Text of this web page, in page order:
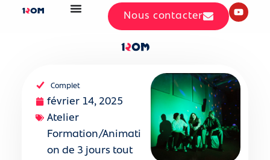
Nous contacter
Complet
février 14, 2025
Atelier
Formation/Animati
on de 3 jours tout